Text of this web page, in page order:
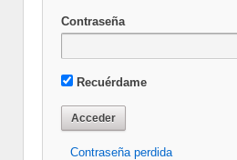
Contraseña
Recuérdame
Contraseña perdida